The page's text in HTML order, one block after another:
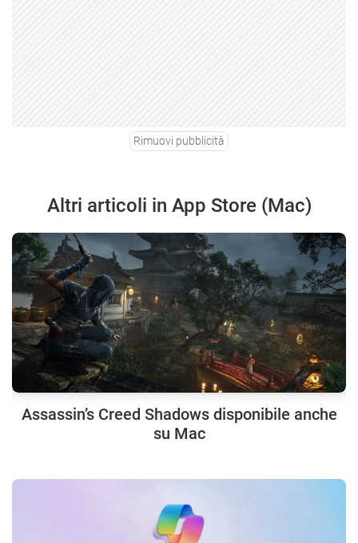
Rimuovi pubblicità
Altri articoli in App Store (Mac)
Assassin’s Creed Shadows disponibile anche
su Mac